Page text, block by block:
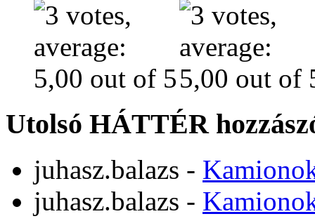
Utolsó HÁTTÉR
juhasz.balazs -
juhasz.balazs -